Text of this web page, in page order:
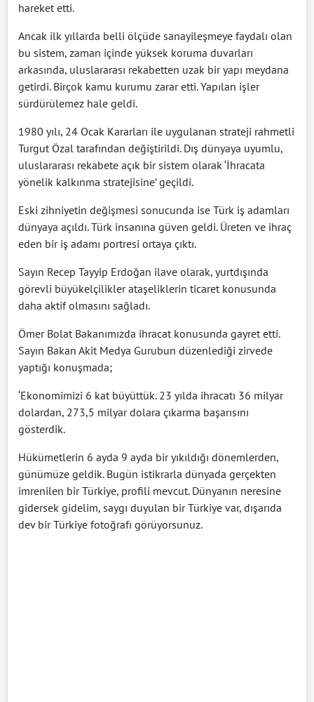
hareket etti.
Ancak ilk yıllarda belli ölçüde sanayileşmeye faydalı olan
bu sistem, zaman içinde yüksek koruma duvarları
arkasında, uluslararası rekabetten uzak bir yapı meydana
getirdi. Birçok kamu kurumu zarar etti. Yapılan işler
sürdürülemez hale geldi.
1980 yılı, 24 Ocak Kararları ile uygulanan strateji rahmetli
Turgut Özal tarafından değiştirildi. Dış dünyaya uyumlu,
uluslararası rekabete açık bir sistem olarak ‘İhracata
yönelik kalkınma stratejisine’ geçildi.
Eski zihniyetin değişmesi sonucunda ise Türk iş adamları
dünyaya açıldı. Türk insanına güven geldi. Üreten ve ihraç
eden bir iş adamı portresi ortaya çıktı.
Sayın Recep Tayyip Erdoğan ilave olarak, yurtdışında
görevli büyükelçilikler ataşeliklerin ticaret konusunda
daha aktif olmasını sağladı.
Ömer Bolat Bakanımızda ihracat konusunda gayret etti.
Sayın Bakan Akit Medya Gurubun düzenlediği zirvede
yaptığı konuşmada;
‘Ekonomimizi 6 kat büyüttük. 23 yılda ihracatı 36 milyar
dolardan, 273,5 milyar dolara çıkarma başarısını
gösterdik.
Hükümetlerin 6 ayda 9 ayda bir yıkıldığı dönemlerden,
günümüze geldik. Bugün istikrarla dünyada gerçekten
imrenilen bir Türkiye, profili mevcut. Dünyanın neresine
gidersek gidelim, saygı duyulan bir Türkiye var, dışarıda
dev bir Türkiye fotoğrafı görüyorsunuz.